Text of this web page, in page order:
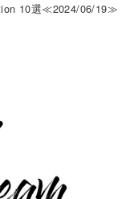
10選≪2024/06/19≫